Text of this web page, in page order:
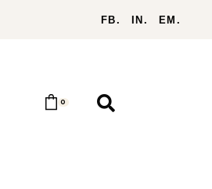
FB. IN. EM.
0